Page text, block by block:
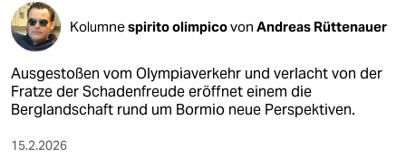
Kolumnespirito olimpicovon Andreas Rüttenauer
Ausgestoßen vom Olympiaverkehr und verlacht von der
Fratze der Schadenfreude eröffnet einem die
Berglandschaft rund um Bormio neue Perspektiven.
15.2.2026